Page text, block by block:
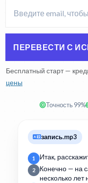
ПЕРЕВЕСТИ С
Бесплатный старт —
цены
Точность 99%
запись.mp3
1 Итак,
2
Конечно — на
несколько лет